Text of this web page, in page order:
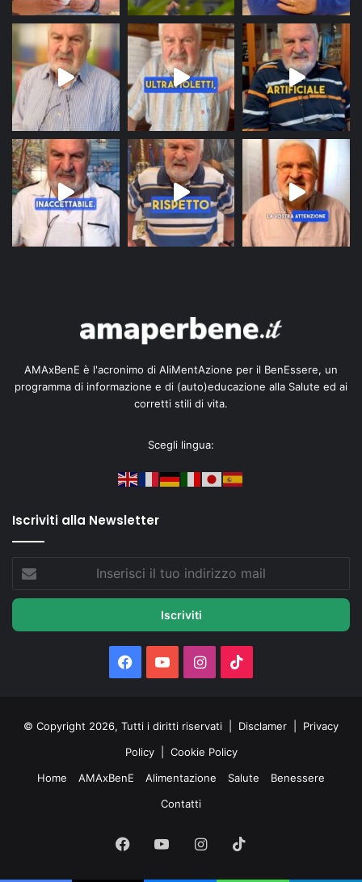
AMAxBenE è l'acronimo di AliMentAzione per il BenEssere, un
programma di informazione e di (auto)educazione alla Salute ed ai
corretti stili di vita.
Scegli lingua:
Iscriviti alla Newsletter
tuo
mail
Facebook
You Instagram
© Copyright 2026, Tutti i diritti riservati | Disclamer
Privacy
Policy
Cookie Policy
Home
AMAxBenE Alimentazione Salute
Benessere
Contatti
Facebook Instagram